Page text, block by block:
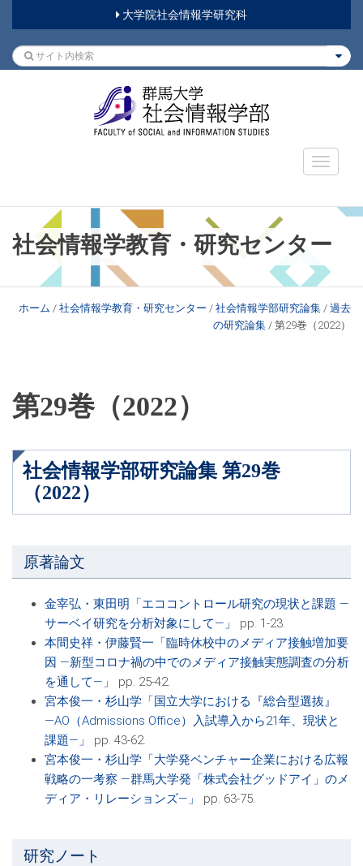
大学院社会情報学研究科
社会情報学教育・研究センター
ホーム / 社会情報学教育・研究センター / 社会情報学部研究論集 / 過去
の研究論集 / 第29巻（2022）
第29巻（2022）
社会情報学部研究論集 第29巻
（2022）
原著論文
金宰弘・東田明「エココントロール研究の現状と課題 ―
サーベイ研究を分析対象にして―」
pp. 1-23.
本間史祥・伊藤賢一「臨時休校中のメディア接触増加要
因 ―新型コロナ禍の中でのメディア接触実態調査の分析
を通して―」
pp. 25-42.
宮本俊一・杉山学「国立大学における『総合型選抜』
―AO（Admissions Office）入試導入から21年、現状と
課題―」
pp. 43-62.
宮本俊一・杉山学「大学発ベンチャー企業における広報
戦略の一考察 ―群馬大学発「株式会社グッドアイ」のメ
ディア・リレーションズ―」
pp. 63-75.
研究ノート